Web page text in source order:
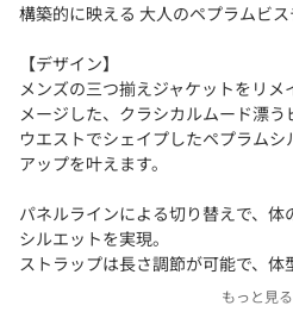
構築的に映える 大人のペプラムビス
【デザイン】
メンズの三つ揃えジャケットをリ
メージした、クラシカルムード漂う
ウエストでシェイプしたペプラム
アップを叶えます。
パネルラインによる切り替えで、
シルエットを実現。
ストラップは長さ調節が可能で、
フィット感を調整できます。もっと見る